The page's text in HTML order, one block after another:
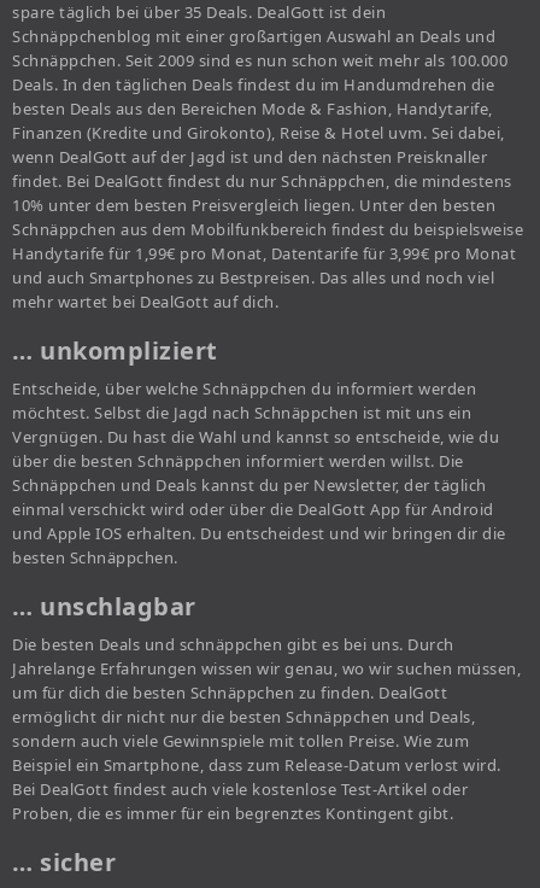
spare täglich bei über 35 Deals. DealGott ist dein
Schnäppchenblog mit einer großartigen Auswahl an Deals und
Schnäppchen. Seit 2009 sind es nun schon weit mehr als 100.000
Deals. In den täglichen Deals findest du im Handumdrehen die
besten Deals aus den Bereichen Mode & Fashion, Handytarife,
Finanzen (Kredite und Girokonto), Reise & Hotel uvm. Sei dabei,
wenn DealGott auf der Jagd ist und den nächsten Preisknaller
findet. Bei DealGott findest du nur Schnäppchen, die mindestens
10% unter dem besten Preisvergleich liegen. Unter den besten
Schnäppchen aus dem Mobilfunkbereich findest du beispielsweise
Handytarife für 1,99€ pro Monat, Datentarife für 3,99€ pro Monat
und auch Smartphones zu Bestpreisen. Das alles und noch viel
mehr wartet bei DealGott auf dich.
… unkompliziert
Entscheide, über welche Schnäppchen du informiert werden
möchtest. Selbst die Jagd nach Schnäppchen ist mit uns ein
Vergnügen. Du hast die Wahl und kannst so entscheide, wie du
über die besten Schnäppchen informiert werden willst. Die
Schnäppchen und Deals kannst du per Newsletter, der täglich
einmal verschickt wird oder über die DealGott App für Android
und Apple IOS erhalten. Du entscheidest und wir bringen dir die
besten Schnäppchen.
… unschlagbar
Die besten Deals und schnäppchen gibt es bei uns. Durch
Jahrelange Erfahrungen wissen wir genau, wo wir suchen müssen,
um für dich die besten Schnäppchen zu finden. DealGott
ermöglicht dir nicht nur die besten Schnäppchen und Deals,
sondern auch viele Gewinnspiele mit tollen Preise. Wie zum
Beispiel ein Smartphone, dass zum Release-Datum verlost wird.
Bei DealGott findest auch viele kostenlose Test-Artikel oder
Proben, die es immer für ein begrenztes Kontingent gibt.
… sicher